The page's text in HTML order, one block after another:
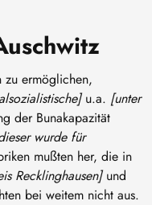
ermöglichen,
u.a. [unter
der Bunakapazität
wurde für
mußten her, die in
Recklinghausen]und
bei weitem nicht aus.